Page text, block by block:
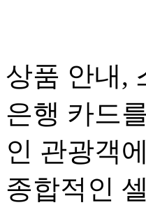
상품 안내,
은행 카드
인 관광객
종합적인